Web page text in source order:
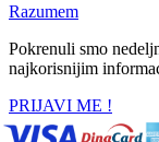
Razumem
Pokrenuli smo
najkorisnijim
PRIJAVI ME !